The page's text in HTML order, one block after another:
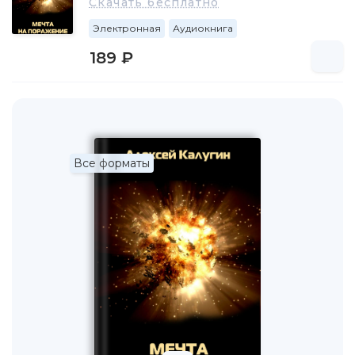
Лет в шесть я написал свой первый рассказ.
Естественно, фантастический. Никому его не показывал
и даже не знаю, куда он в конце концов делся, но сам
взрослым человеком и поступил в медицинское
училище. Самое незабываемое впечатление за все три
года пребывания в стенах училища — это визит в
секционную. Должно быть, именно после того, как я
увидел, что человека можно заштопать крупными
стежками, как тряпичную куклу, я понял, что жизнь очень
смешная игра, в которой не может быть победителя.
Получив специальность фельдшера-лаборанта, я
отправился выполнять свой священный долг в ряды
Советской армии. Удивительно, но страны, которой я два
года служил, сейчас уже нет на карте, а гимн её до сих
довелось в Забайкальском военном округе, и, как ни
Электронная Аудиокнига
189 ₽
Все форматы